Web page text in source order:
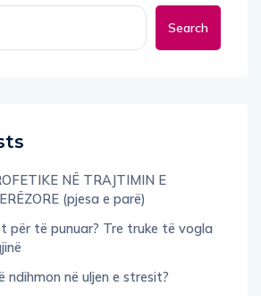
Search
NË TRAJTIMIN E
(pjesa e parë)
për të punuar? Tre truke të vogla
ndihmon në uljen e stresit?